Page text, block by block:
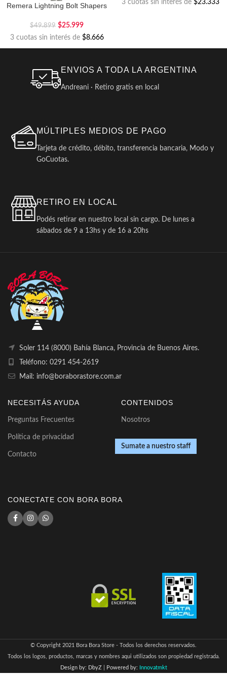
Remera Lightning Bolt Shapers
$49.899 $25.999
3 cuotas sin interés de $8.666
3 cuotas sin interés de $23.333
ENVIOS A TODA LA ARGENTINA
Andreani · Retiro gratis en local
MÚLTIPLES MEDIOS DE PAGO
Tarjeta de crédito, débito, transferencia bancaria, Modo y
GoCuotas.
RETIRO EN LOCAL
Podés retirar en nuestro local sin cargo. De lunes a
sábados de 9 a 13hs y de 16 a 20hs
Soler 114 (8000) Bahía Blanca, Provincia de Buenos Aires.
Teléfono: 0291 454-2619
Mail: info@boraborastore.com.ar
NECESITÁS AYUDA
Preguntas Frecuentes
Política de privacidad
Contacto
CONTENIDOS
Nosotros
Sumate a nuestro staff
CONECTATE CON BORA BORA
© Copyright 2021 Bora Bora Store - Todos los derechos reservados.
Todos los logos, productos, marcas y nombres aqui utilizados son propiedad registrada.
Design by: DbyZ| Powered by: Innovatmkt